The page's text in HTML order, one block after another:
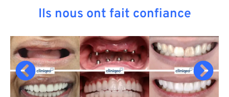
Ils nous ont fait confiance